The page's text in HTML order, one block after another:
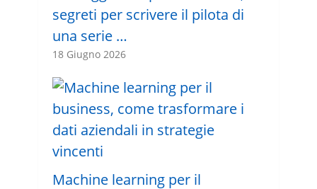
segreti per scrivere il pilota di
una serie …
18 Giugno 2026
Machine learning per il